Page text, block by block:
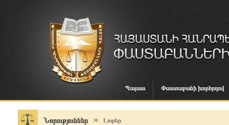
Պալատ Փաստաբանի խորհրդով
Նորություններ Լուրեր